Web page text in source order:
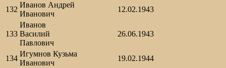
132
Иванов Андрей
Иванович
12.02.1943
133
Иванов
Василий
Павлович
26.06.1943
134
Игумнов Кузьма
Иванович
19.02.1944